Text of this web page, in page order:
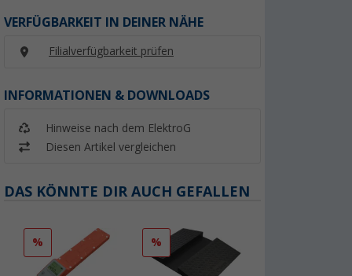
VERFÜGBARKEIT IN DEINER NÄHE
Filialverfügbarkeit prüfen
INFORMATIONEN & DOWNLOADS
Hinweise nach dem ElektroG
Diesen Artikel vergleichen
DAS KÖNNTE DIR AUCH GEFALLEN
% %